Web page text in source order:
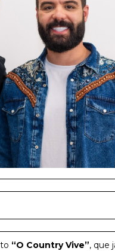
“O Country Vive”, que